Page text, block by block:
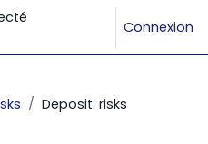
de recherche Connexion
Deposit: risks